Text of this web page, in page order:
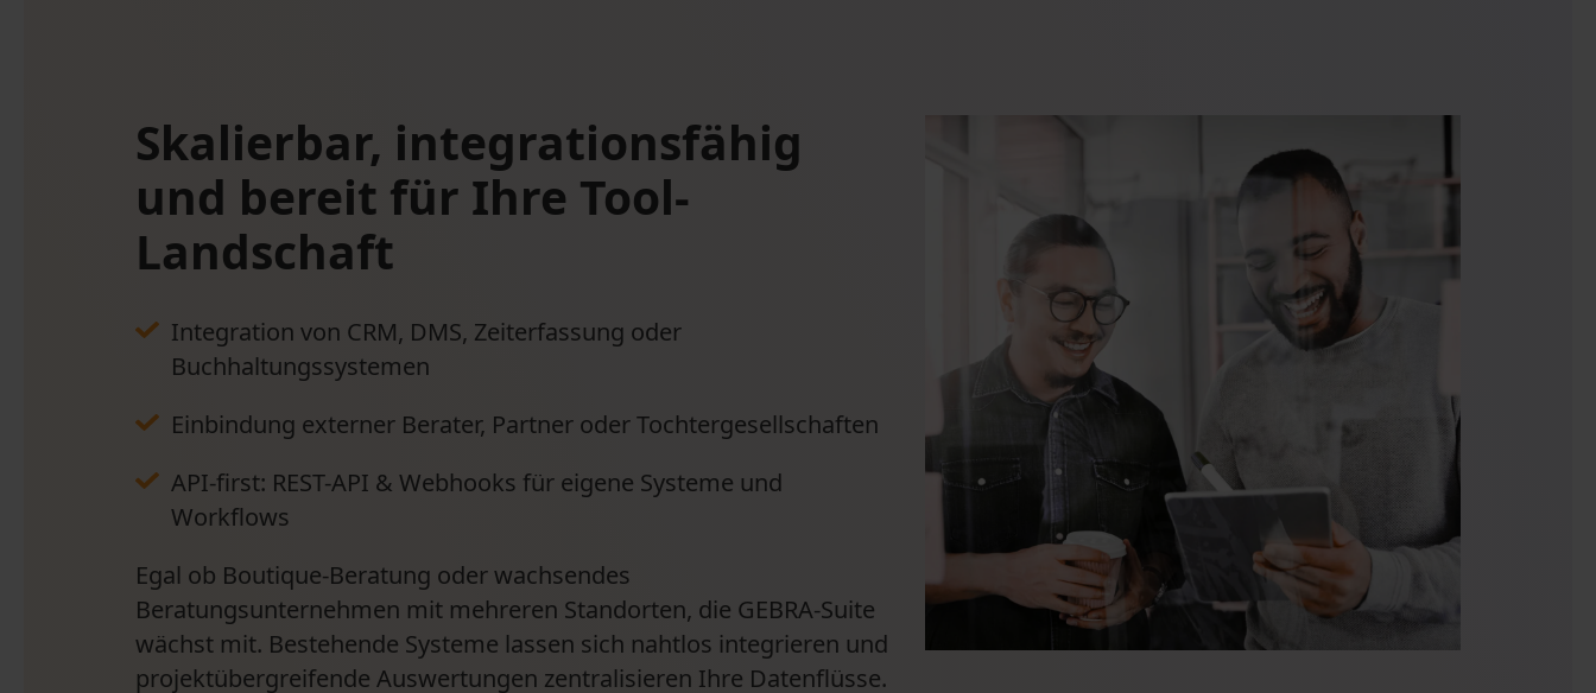
Skalierbar, integrationsfähig
und bereit für Ihre Tool-
Landschaft
Integration von CRM, DMS, Zeiterfassung oder
Buchhaltungssystemen
Einbindung externer Berater, Partner oder Tochtergesellschaften
API-first: REST-API & Webhooks für eigene Systeme und
Workflows
Egal ob Boutique-Beratung oder wachsendes
Beratungsunternehmen mit mehreren Standorten, die GEBRA-Suite
wächst mit. Bestehende Systeme lassen sich nahtlos integrieren und
projektübergreifende Auswertungen zentralisieren Ihre Datenflüsse.